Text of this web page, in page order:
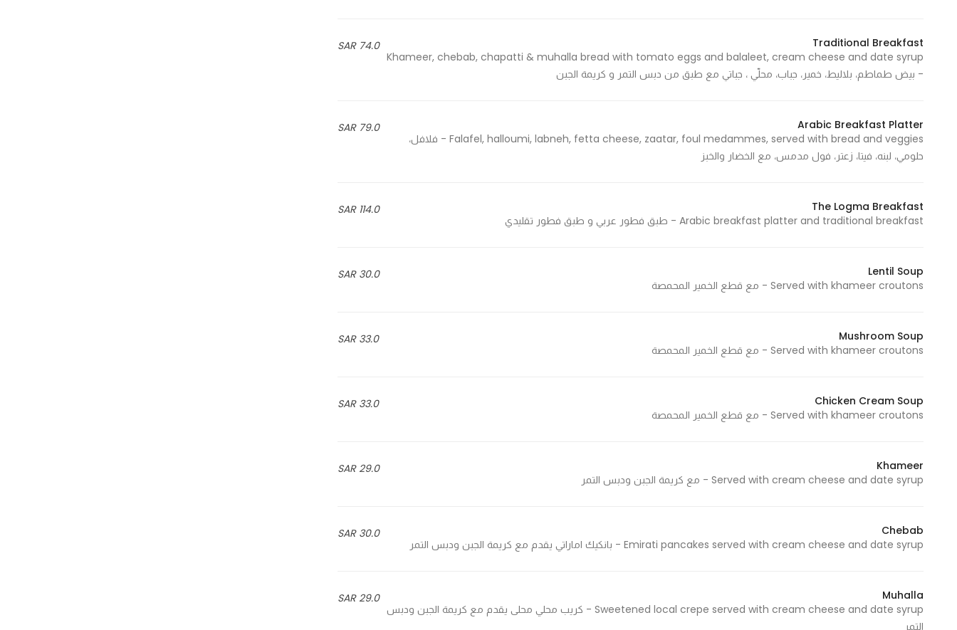
74.0 SAR
Traditional Breakfast
Khameer, chebab, chapatti & muhalla bread with tomato eggs and balaleet, cream cheese and date syrup
- بيض طماطم، بلاليط، خمير، جباب، محلّي ، جباتي مع طبق من دبس التمر و كريمة الجبن
79.0 SAR
Arabic Breakfast Platter
Falafel, halloumi, labneh, fetta cheese, zaatar, foul medammes, served with bread and veggies - فلافل،
حلومي، لبنه، فيتا، زعتر، فول مدمس، مع الخضار والخبز
114.0 SAR
The Logma Breakfast
Arabic breakfast platter and traditional breakfast - طبق فطور عربي و طبق فطور تقليدي
30.0 SAR
Lentil Soup
Served with khameer croutons - مع قطع الخمير المحمصة
33.0 SAR
Mushroom Soup
Served with khameer croutons - مع قطع الخمير المحمصة
33.0 SAR
Chicken Cream Soup
Served with khameer croutons - مع قطع الخمير المحمصة
29.0 SAR
Khameer
Served with cream cheese and date syrup - مع كريمة الجبن ودبس التمر
30.0 SAR
Chebab
Emirati pancakes served with cream cheese and date syrup - بانكيك اماراتي يقدم مع كريمة الجبن ودبس التمر
29.0 SAR
Muhalla
Sweetened local crepe served with cream cheese and date syrup - كريب محلي محلى يقدم مع كريمة الجبن ودبس
التمر
from the
website.
By sharing
your
interests and
site, you
seeing
personalized